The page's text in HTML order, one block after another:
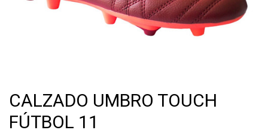
CALZADO UMBRO TOUCH
FÚTBOL 11